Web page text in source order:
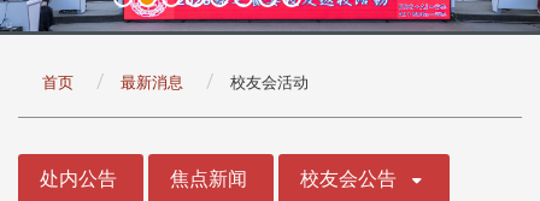
首页 最新消息 校友会活动
处内公告 焦点新闻 校友会公告